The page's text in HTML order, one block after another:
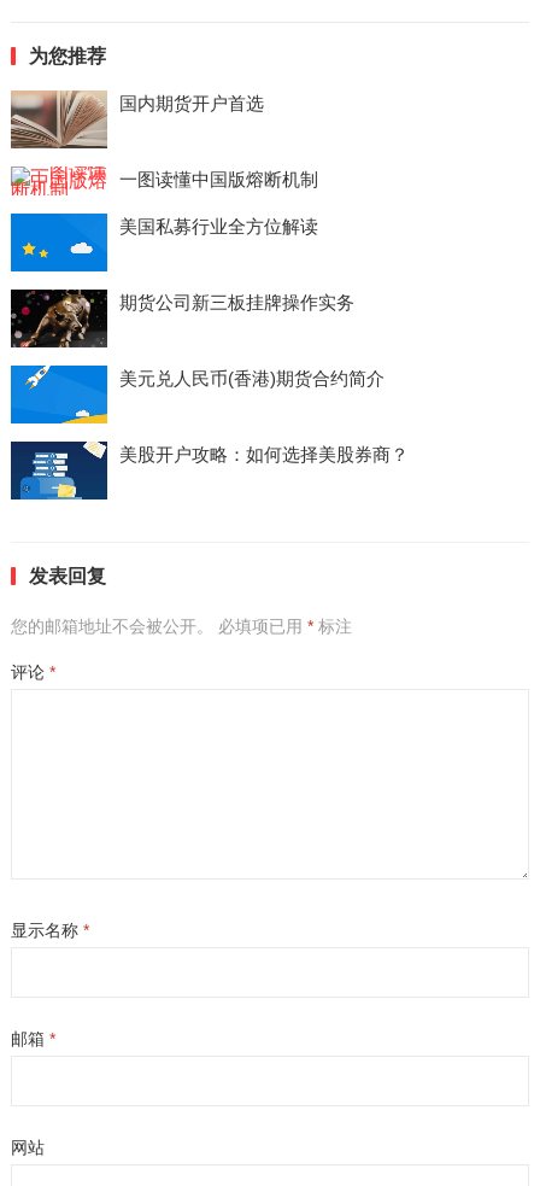
为您推荐
国内期货开户首选
一图读懂中国版熔断机制
美国私募行业全方位解读
期货公司新三板挂牌操作实务
美元兑人民币(香港)期货合约简介
美股开户攻略：如何选择美股券商？
发表回复
您的邮箱地址不会被公开。 必填项已用 *标注
评论 *
显示名称 *
邮箱 *
网站